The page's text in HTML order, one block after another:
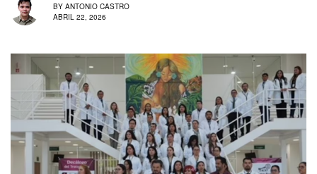
BY ANTONIO CASTRO
ABRIL 22, 2026